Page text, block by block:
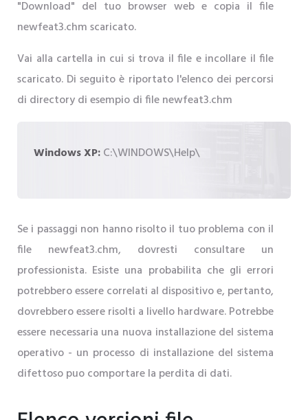
"Download" del tuo browser web e copia il file
newfeat3.chm scaricato.
Vai alla cartella in cui si trova il file e incollare il file
scaricato. Di seguito è riportato l'elenco dei percorsi
di directory di esempio di file newfeat3.chm
Windows XP:C:\WINDOWS\Help\
Se i passaggi non hanno risolto il tuo problema con il
file newfeat3.chm, dovresti consultare un
professionista. Esiste una probabilita che gli errori
potrebbero essere correlati al dispositivo e, pertanto,
dovrebbero essere risolti a livello hardware. Potrebbe
essere necessaria una nuova installazione del sistema
operativo - un processo di installazione del sistema
difettoso puo comportare la perdita di dati.